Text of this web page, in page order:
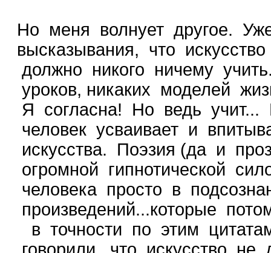
Но меня волнует другое.
высказывания, что
должно никого ничему
уроков, никаких моделей
Я согласна! Но ведь
человек усваивает и
искусства. Поэзия (да и
огромной гипнотической
человека просто в
произведений...которые
в точности по этим